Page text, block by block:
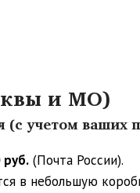
и МО)
(с учетом ваших
руб. (Почта России).
в небольшую